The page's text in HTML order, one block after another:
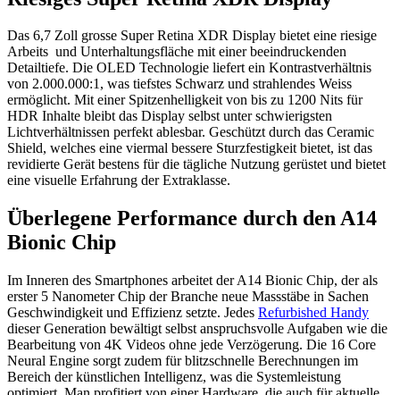
Das 6,7 Zoll grosse Super Retina XDR Display bietet eine riesige
Arbeits und Unterhaltungsfläche mit einer beeindruckenden
Detailtiefe. Die OLED Technologie liefert ein Kontrastverhältnis
von 2.000.000:1, was tiefstes Schwarz und strahlendes Weiss
ermöglicht. Mit einer Spitzenhelligkeit von bis zu 1200 Nits für
HDR Inhalte bleibt das Display selbst unter schwierigsten
Lichtverhältnissen perfekt ablesbar. Geschützt durch das Ceramic
Shield, welches eine viermal bessere Sturzfestigkeit bietet, ist das
revidierte Gerät bestens für die tägliche Nutzung gerüstet und bietet
eine visuelle Erfahrung der Extraklasse.
Überlegene Performance durch den A14
Bionic Chip
Im Inneren des Smartphones arbeitet der A14 Bionic Chip, der als
erster 5 Nanometer Chip der Branche neue Massstäbe in Sachen
Geschwindigkeit und Effizienz setzte. Jedes Refurbished Handy
dieser Generation bewältigt selbst anspruchsvolle Aufgaben wie die
Bearbeitung von 4K Videos ohne jede Verzögerung. Die 16 Core
Neural Engine sorgt zudem für blitzschnelle Berechnungen im
Bereich der künstlichen Intelligenz, was die Systemleistung